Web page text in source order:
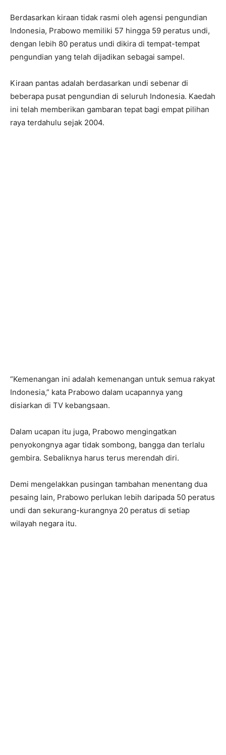
Berdasarkan kiraan tidak rasmi oleh agensi pengundian
Indonesia, Prabowo memiliki 57 hingga 59 peratus undi,
dengan lebih 80 peratus undi dikira di tempat-tempat
pengundian yang telah dijadikan sebagai sampel.
Kiraan pantas adalah berdasarkan undi sebenar di
beberapa pusat pengundian di seluruh Indonesia. Kaedah
ini telah memberikan gambaran tepat bagi empat pilihan
raya terdahulu sejak 2004.
“Kemenangan ini adalah kemenangan untuk semua rakyat
Indonesia,” kata Prabowo dalam ucapannya yang
disiarkan di TV kebangsaan.
Dalam ucapan itu juga, Prabowo mengingatkan
penyokongnya agar tidak sombong, bangga dan terlalu
gembira. Sebaliknya harus terus merendah diri.
Demi mengelakkan pusingan tambahan menentang dua
pesaing lain, Prabowo perlukan lebih daripada 50 peratus
undi dan sekurang-kurangnya 20 peratus di setiap
wilayah negara itu.